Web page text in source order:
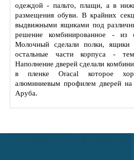
одеждой - пальто, плащи, а в
размещения обуви. В крайних
выдвижными ящиками под
решение комбинированное - из
Молочный сделали полки,
остальные части корпуса -
Наполнение дверей сделали
в пленке Oracal которое
алюминиевым профилем дверей
Аруба.